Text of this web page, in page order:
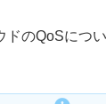
ドのQoSにつ